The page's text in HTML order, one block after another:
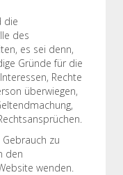
die
des
es sei denn,
Gründe für die
Rechte
überwiegen,
zu
den
wenden.